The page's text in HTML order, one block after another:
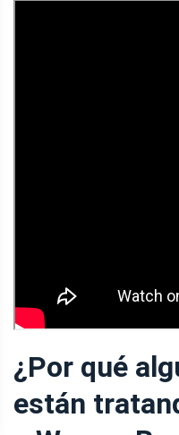
¿Por qué
están